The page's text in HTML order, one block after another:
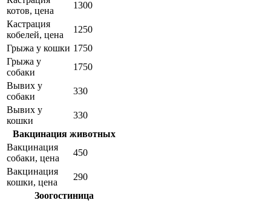
котов, цена
1300
Кастрация
кобелей, цена
1250
Грыжа у кошки 1750
Грыжа у
собаки
1750
Вывих у
собаки
330
Вывих у
кошки
330
Вакцинация животных
Вакцинация
собаки, цена
450
Вакцинация
кошки, цена
290
Зоогостиница